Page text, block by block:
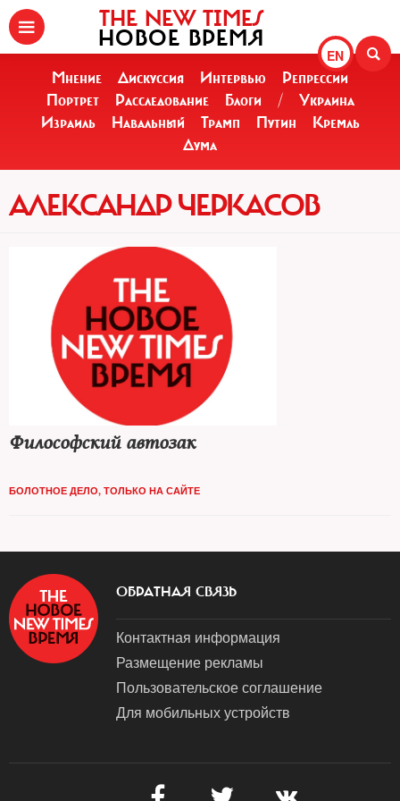
EN
THE NEW TIMES
НОВОЕ ВРЕМЯ
Мнение Дискуссия Интервью
Репрессии
Портрет
Расследование Блоги /
Украина
Израиль
Навальный Трамп Путин
Кремль
Дума
АЛЕКСАНДР ЧЕРКАСОВ
Философский автозак
БОЛОТНОЕ ДЕЛО, ТОЛЬКО НА САЙТЕ
ОБРАТНАЯ СВЯЗЬ
Контактная информация
Размещение рекламы
Пользовательское соглашение
Для мобильных устройств